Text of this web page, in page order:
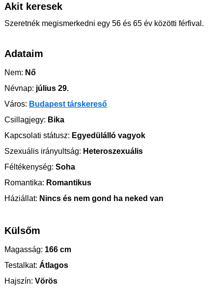
Akit keresek
Szeretnék megismerkedni egy 56 és 65 év közötti férfival.
Adataim
Nem: Nő
Névnap: július 29.
Város: Budapest társkereső
Csillagjegy: Bika
Kapcsolati státusz: Egyedülálló vagyok
Szexuális irányultság: Heteroszexuális
Féltékenység: Soha
Romantika: Romantikus
Háziállat: Nincs és nem gond ha neked van
Külsőm
Magasság: 166 cm
Testalkat: Átlagos
Hajszín: Vörös